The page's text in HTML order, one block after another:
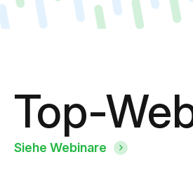
Top-
Siehe Webinare